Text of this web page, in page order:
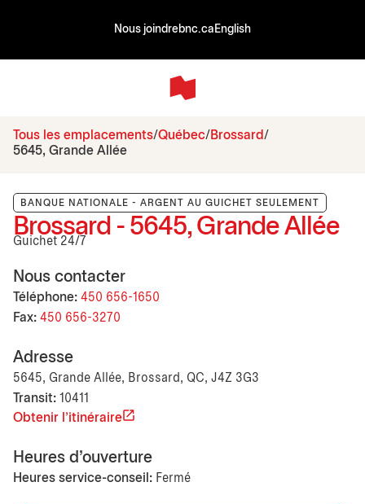
Nous joindrebnc.ca English
Tous les emplacements Québec
Brossard
5645, Grande Allée
BANQUE NATIONALE - ARGENT AU GUICHET SEULEMENT
Brossard - 5645, Grande Allée
Guichet 24/7
Nous contacter
Téléphone: 450 656-1650
Fax: 450 656-3270
Adresse
5645, Grande Allée, Brossard, QC, J4Z 3G3
Transit: 10411
Obtenir l'itinéraire
Heures d'ouverture
Heures service-conseil: Fermé